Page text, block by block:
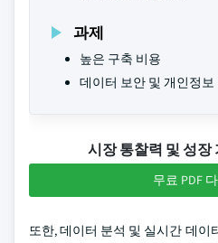
과제
높은 구축 비용
데이터 보안 및 개인정보
시장 통찰력 및 성장
무료 PDF
또한, 데이터 분석 및 실시간 데이